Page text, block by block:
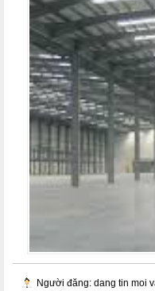
Người đăng: dang tin moi